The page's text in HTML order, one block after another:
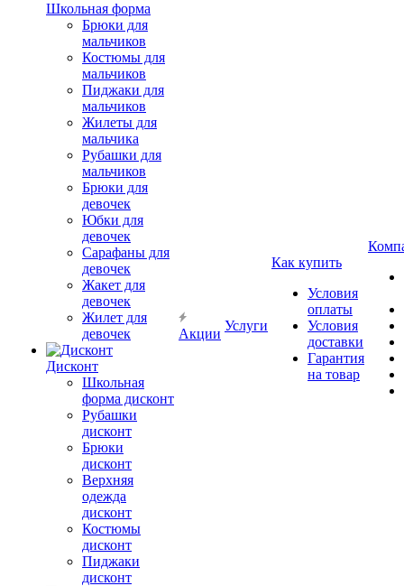
Школьная форма
Брюки для
мальчиков
Костюмы для
мальчиков
Пиджаки для
мальчиков
Жилеты для
мальчика
Рубашки для
мальчиков
Брюки для
девочек
Юбки для
девочек
Сарафаны для
девочек
Жакет для
девочек
Жилет для
девочек
Дисконт
Школьная
форма дисконт
Рубашки
дисконт
Брюки
дисконт
Верхняя
одежда
дисконт
Костюмы
дисконт
Пиджаки
дисконт
Акции
Услуги
Как купить
Условия
оплаты
Условия
доставки
Гарантия
на товар